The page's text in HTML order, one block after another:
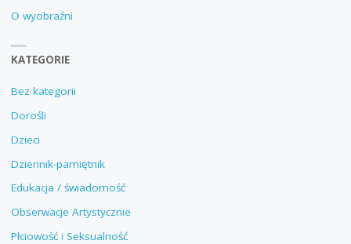
O wyobraźni
KATEGORIE
Bez kategorii
Dorośli
Dzieci
Dziennik-pamiętnik
Edukacja / świadomość
Obserwacje Artystycznie
Płciowość i Seksualność